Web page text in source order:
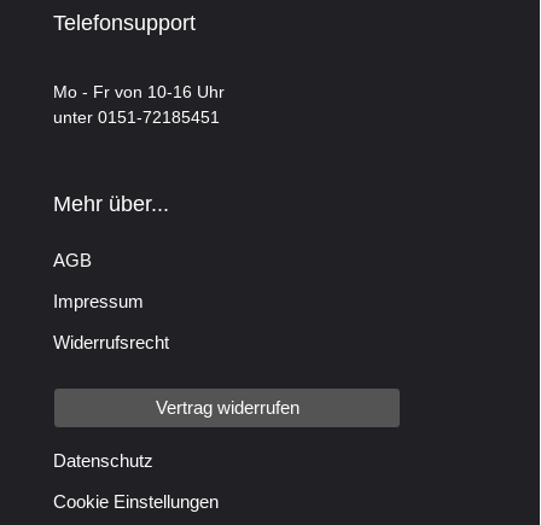
Telefonsupport
Mo - Fr von 10-16 Uhr
unter 0151-72185451
Mehr über...
AGB
Impressum
Widerrufsrecht
Vertrag widerrufen
Datenschutz
Cookie Einstellungen